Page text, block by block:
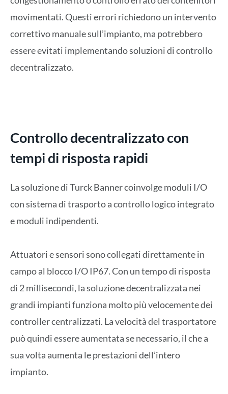
movimentati. Questi errori richiedono un intervento
correttivo manuale sull’impianto, ma potrebbero
essere evitati implementando soluzioni di controllo
decentralizzato.
Controllo decentralizzato con
tempi di risposta rapidi
La soluzione di Turck Banner coinvolge moduli I/O
con sistema di trasporto a controllo logico integrato
e moduli indipendenti.
Attuatori e sensori sono collegati direttamente in
campo al blocco I/O IP67. Con un tempo di risposta
di 2 millisecondi, la soluzione decentralizzata nei
grandi impianti funziona molto più velocemente dei
controller centralizzati. La velocità del trasportatore
può quindi essere aumentata se necessario, il che a
sua volta aumenta le prestazioni dell’intero
impianto.